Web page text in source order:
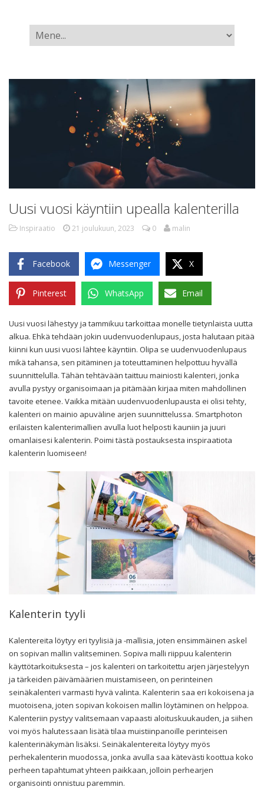
Uusi vuosi käyntiin upealla kalenterilla
Inspiraatio 21 joulukuun, 2023 0 malin
Facebook Messenger X
Pinterest WhatsApp Email
Uusi vuosi lähestyy ja tammikuu tarkoittaa monelle tietynlaista uutta
alkua. Ehkä tehdään jokin uudenvuodenlupaus, josta halutaan pitää
kiinni kun uusi vuosi lähtee käyntiin. Olipa se uudenvuodenlupaus
mikä tahansa, sen pitäminen ja toteuttaminen helpottuu hyvällä
suunnittelulla. Tähän tehtävään taittuu mainiosti kalenteri, jonka
avulla pystyy organisoimaan ja pitämään kirjaa miten mahdollinen
tavoite etenee. Vaikka mitään uudenvuodenlupausta ei olisi tehty,
kalenteri on mainio apuväline arjen suunnittelussa. Smartphoton
erilaisten kalenterimallien avulla luot helposti kauniin ja juuri
omanlaisesi kalenterin. Poimi tästä postauksesta inspiraatiota
kalenterin luomiseen!
Kalenterin tyyli
Kalentereita löytyy eri tyylisiä ja -mallisia, joten ensimmäinen askel
on sopivan mallin valitseminen. Sopiva malli riippuu kalenterin
käyttötarkoituksesta – jos kalenteri on tarkoitettu arjen järjestelyyn
ja tärkeiden päivämäärien muistamiseen, on perinteinen
seinäkalenteri varmasti hyvä valinta. Kalenterin saa eri kokoisena ja
muotoisena, joten sopivan kokoisen mallin löytäminen on helppoa.
Kalenteriin pystyy valitsemaan vapaasti aloituskuukauden, ja siihen
voi myös halutessaan lisätä tilaa muistiinpanoille perinteisen
kalenterinäkymän lisäksi. Seinäkalentereita löytyy myös
perhekalenterin muodossa, jonka avulla saa kätevästi koottua koko
perheen tapahtumat yhteen paikkaan, jolloin perhearjen
organisointi onnistuu paremmin.